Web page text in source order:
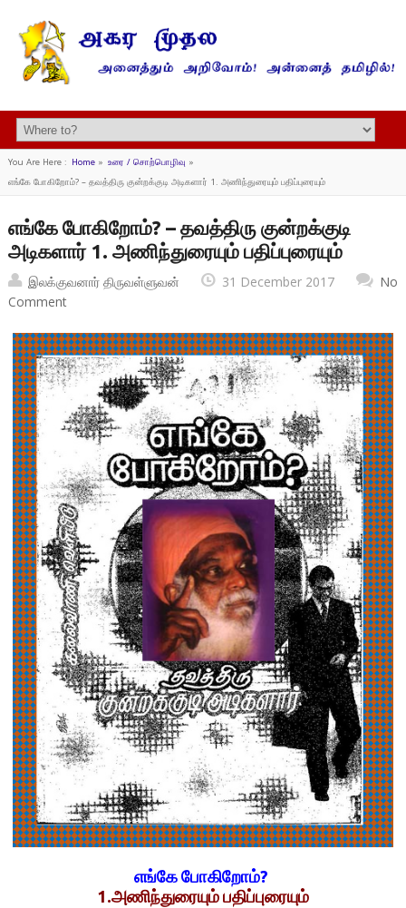
You Are Here : Home» உரை / சொற்பொழிவு »
எங்கே போகிறோம்? – தவத்திரு குன்றக்குடி அடிகளார் 1. அணிந்துரையும் பதிப்புரையும்
எங்கே போகிறோம்? – தவத்திரு குன்றக்குடி
அடிகளார் 1. அணிந்துரையும் பதிப்புரையும்
இலக்குவனார் திருவள்ளுவன் 31 December 2017
No
Comment
எங்கே போகிறோம்?
1.அணிந்துரையும்பதிப்புரையும்